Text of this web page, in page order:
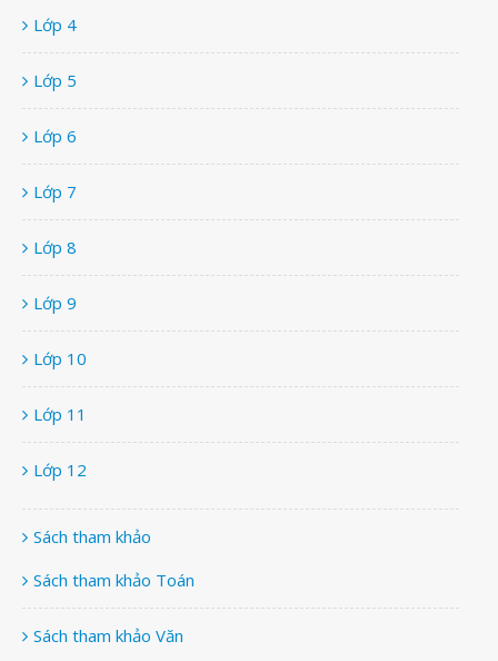
Lớp 4
Lớp 5
Lớp 6
Lớp 7
Lớp 8
Lớp 9
Lớp 10
Lớp 11
Lớp 12
Sách tham khảo
Sách tham khảo Toán
Sách tham khảo Văn